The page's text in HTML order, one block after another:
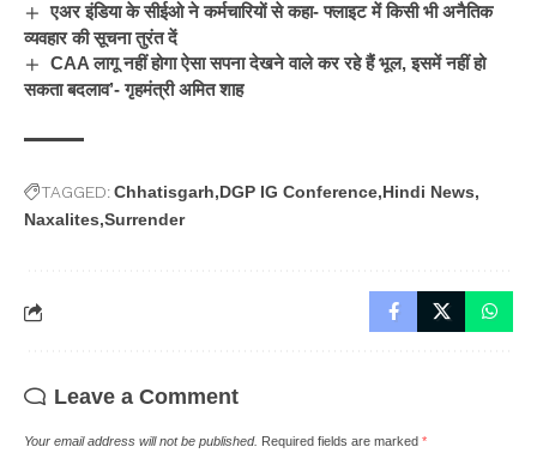
एअर इंडिया के सीईओ ने कर्मचारियों से कहा- फ्लाइट में किसी भी अनैतिक
व्यवहार की सूचना तुरंत दें
CAA लागू नहीं होगा ऐसा सपना देखने वाले कर रहे हैं भूल, इसमें नहीं हो
सकता बदलाव’- गृहमंत्री अमित शाह
TAGGED:Chhatisgarh DGP IG Conference Hindi News
Naxalites Surrender
Leave a Comment
Your email address will not be published. Required fields are marked *